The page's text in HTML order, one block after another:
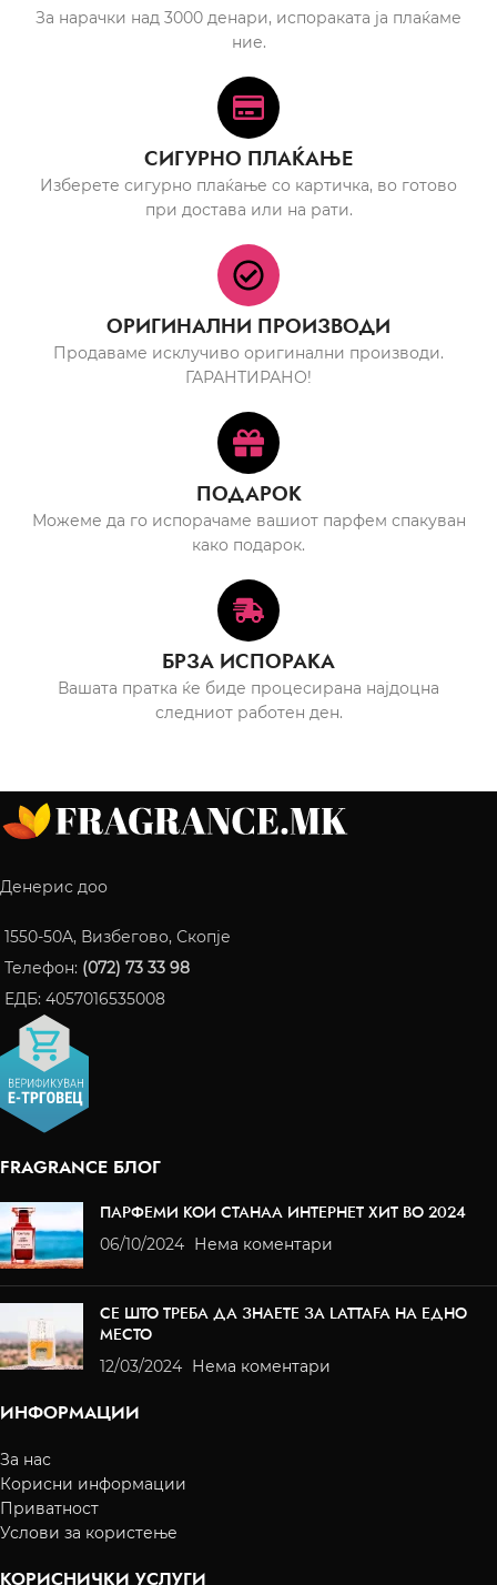
За нарачки над 3000 денари, испораката ја плаќаме
ние.
СИГУРНО ПЛАЌАЊЕ
Изберете сигурно плаќање со картичка, во готово
при достава или на рати.
ОРИГИНАЛНИ ПРОИЗВОДИ
Продаваме исклучиво оригинални производи.
ГАРАНТИРАНО!
ПОДАРОК
Можеме да го испорачаме вашиот парфем спакуван
како подарок.
БРЗА ИСПОРАКА
Вашата пратка ќе биде процесирана најдоцна
следниот работен ден.
Денерис доо
1550-50A, Визбегово, Скопје
Телефон: (072) 73 33 98
ЕДБ: 4057016535008
FRAGRANCE БЛОГ
ПАРФЕМИ КОИ СТАНАА ИНТЕРНЕТ ХИТ ВО 2024
06/10/2024 Нема коментари
СЕ ШТО ТРЕБА ДА ЗНАЕТЕ ЗА LATTAFA НА ЕДНО
МЕСТО
12/03/2024 Нема коментари
ИНФОРМАЦИИ
За нас
Корисни информации
Приватност
Услови за користење
КОРИСНИЧКИ УСЛУГИ